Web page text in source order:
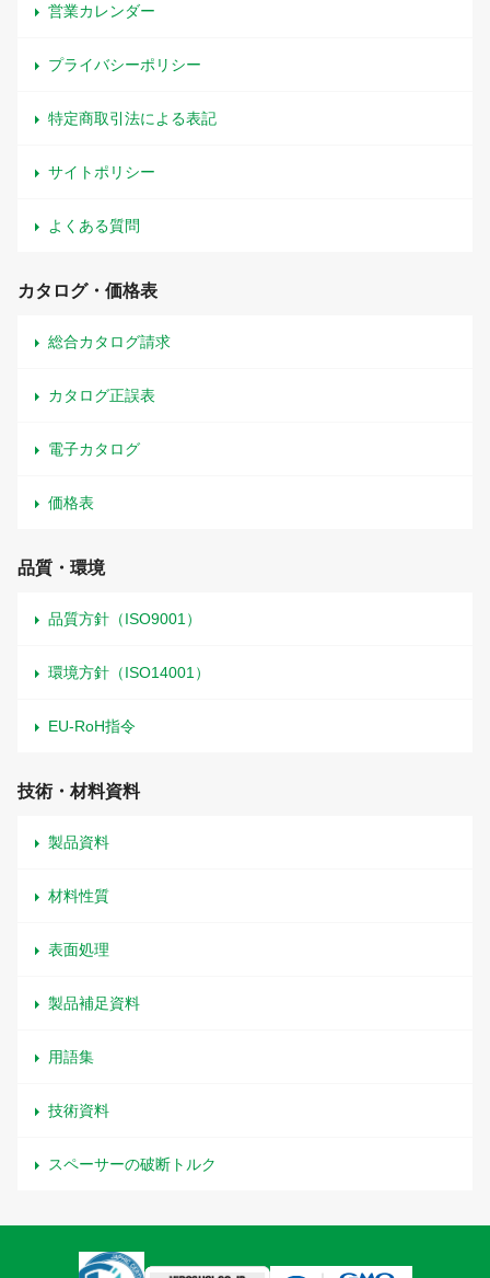
営業カレンダー
プライバシーポリシー
特定商取引法による表記
サイトポリシー
よくある質問
カタログ・価格表
総合カタログ請求
カタログ正誤表
電子カタログ
価格表
品質・環境
品質方針（ISO9001）
環境方針（ISO14001）
EU-RoH指令
技術・材料資料
製品資料
材料性質
表面処理
製品補足資料
用語集
技術資料
スペーサーの破断トルク